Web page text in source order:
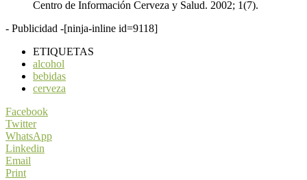
Centro de Información Cerveza y Salud. 2002; 1(7).
- Publicidad -[ninja-inline id=9118]
ETIQUETAS
alcohol
bebidas
cerveza
Facebook
Twitter
WhatsApp
Linkedin
Email
Print